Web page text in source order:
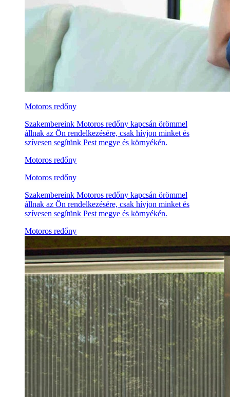
Motoros redőny
Szakembereink Motoros redőny kapcsán örömmel
állnak az Ön rendelkezésére, csak hívjon minket és
szívesen segítünk Pest megye és környékén.
Motoros redőny
Motoros redőny
Szakembereink Motoros redőny kapcsán örömmel
állnak az Ön rendelkezésére, csak hívjon minket és
szívesen segítünk Pest megye és környékén.
Motoros redőny